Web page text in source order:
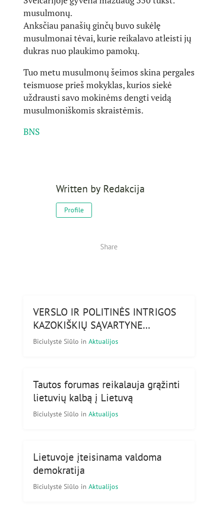
musulmonų.
Anksčiau panašių ginčų buvo sukėlę
musulmonai tėvai, kurie reikalavo atleisti jų
dukras nuo plaukimo pamokų.
Tuo metu musulmonų šeimos skina pergales
teismuose prieš mokyklas, kurios siekė
uždrausti savo mokinėms dengti veidą
musulmoniškomis skraistėmis.
BNS
Written by Redakcija
Profile
Share
VERSLO IR POLITINĖS INTRIGOS
KAZOKIŠKIŲ SĄVARTYNE…
Biciulystė Siūlo in Aktualijos
Tautos forumas reikalauja grąžinti
lietuvių kalbą į Lietuvą
Biciulystė Siūlo in Aktualijos
Lietuvoje įteisinama valdoma
demokratija
Biciulystė Siūlo in Aktualijos